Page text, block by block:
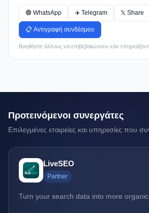
🟢 WhatsApp ✈️ Telegram 𝕏 Share
📋 Αντιγραφή συνδέσμου
Βοηθήστε άλλους να επιβεβαιώσουν εάν
Προτεινόμενοι συνεργάτες
Επιλεγμένες εταιρείες και υπηρεσίες που
LiveSEO
Partner
Turn your search data into more